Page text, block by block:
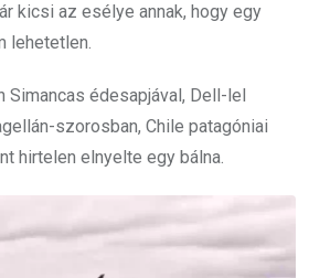
kicsi az esélye annak, hogy egy
lehetetlen.
Simancas édesapjával, Dell-lel
szorosban, Chile patagóniai
hirtelen elnyelte egy bálna.